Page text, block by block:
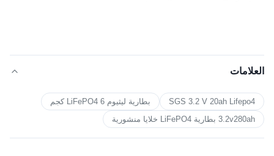
العلامات
SGS 3.2 V 20ah Lifepo4
بطارية ليثيوم LiFePO4 6 كجم
3.2v280ah بطارية LiFePO4 خلايا منشورية